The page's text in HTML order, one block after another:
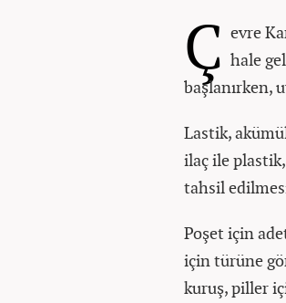
Ç evre
hale
başlanırken,
Lastik,
ilaç ile
tahsil
Poşet için
için türüne
kuruş, piller